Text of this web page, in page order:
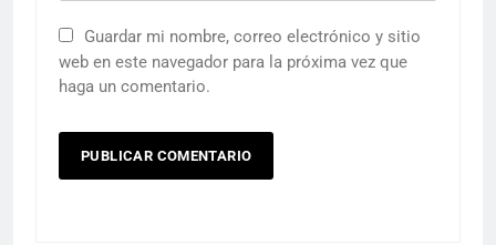
Guardar mi nombre, correo electrónico y sitio
web en este navegador para la próxima vez que
haga un comentario.